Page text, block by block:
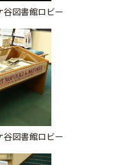
谷図書館ロビー
谷図書館ロビー